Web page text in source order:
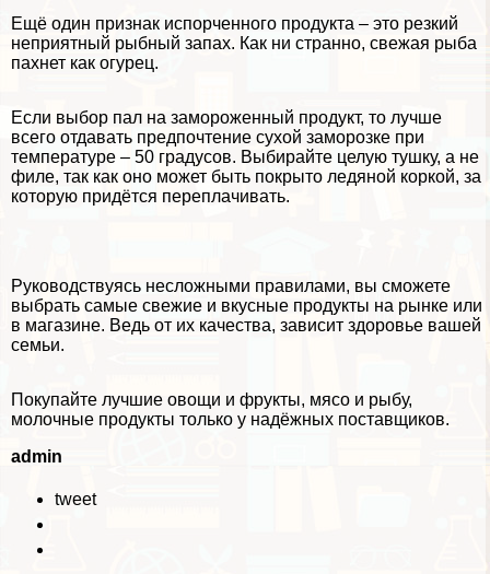
Ещё один признак испорченного продукта – это резкий
неприятный рыбный запах. Как ни странно, свежая рыба
пахнет как огурец.
Если выбор пал на замороженный продукт, то лучше
всего отдавать предпочтение сухой заморозке при
температуре – 50 градусов. Выбирайте целую тушку, а не
филе, так как оно может быть покрыто ледяной коркой, за
которую придётся переплачивать.
Руководствуясь несложными правилами, вы сможете
выбрать самые свежие и вкусные продукты на рынке или
в магазине. Ведь от их качества, зависит здоровье вашей
семьи.
Покупайте лучшие овощи и фрукты, мясо и рыбу,
молочные продукты только у надёжных поставщиков.
admin
tweet